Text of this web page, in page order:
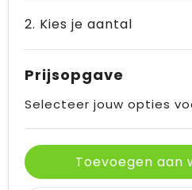
2. Kies je aantal
Prijsopgave
Selecteer jouw opties
Toevoegen aan